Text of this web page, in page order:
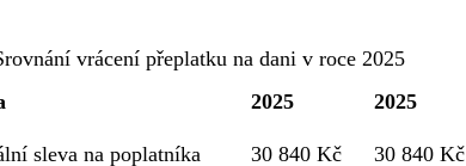
vrácení přeplatku na dani v roce 2025
2025 2025
sleva na poplatníka 30 840 Kč 30 840 Kč